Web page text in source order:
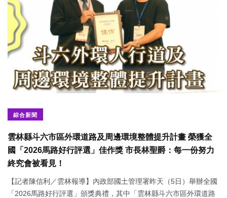
綜合新聞
雲林縣斗六市區外環道路及周邊環境整體提升計畫 榮獲全
國「2026馬路好行評選」佳作獎 市長林聖爵：每一份努力
終究會被看見！
【記者陳信利／雲林報導】內政部國土管理署昨天（5日）舉辦全國
「2026馬路好行評選」頒獎典禮，其中「雲林縣斗六市區外環道路